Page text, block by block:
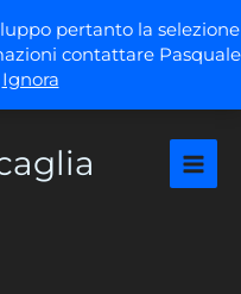
pertanto la selezione
contattare Pasquale
Ignora